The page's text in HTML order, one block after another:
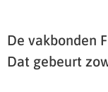
De vakbonden
Dat gebeurt